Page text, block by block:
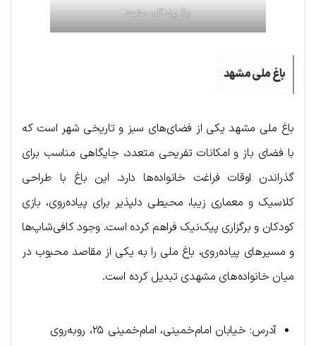
باغ پرندگان مشهد
باغ ملی مشهد
باغ ملی مشهد یکی از فضای‌های سبز و تاریخی شهر است که
با فضای باز و امکانات تفریحی متعدد، جایگاهی مناسب برای
گذراندن اوقات فراغت خانواده‌ها دارد. این باغ با طراحی
کلاسیک و معماری زیبا، محیطی دلپذیر برای پیاده‌روی، بازی
کودکان و برگزاری پیک‌نیک فراهم کرده است. وجود کافی‌شاپ‌ها
و مسیرهای پیاده‌روی، باغ ملی را به یکی از مقاصد محبوب در
میان خانواده‌های مشهدی تبدیل کرده است.
آدرس: خیابان امام‌خمینی، امام‌خمینی ۲۵، روبه‌روی